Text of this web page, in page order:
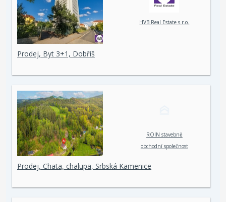
HVB Real Estate s.r.o.
Prodej, Byt 3+1, Dobříš
ROIN stavebně
obchodní společnost
Prodej, Chata, chalupa, Srbská Kamenice